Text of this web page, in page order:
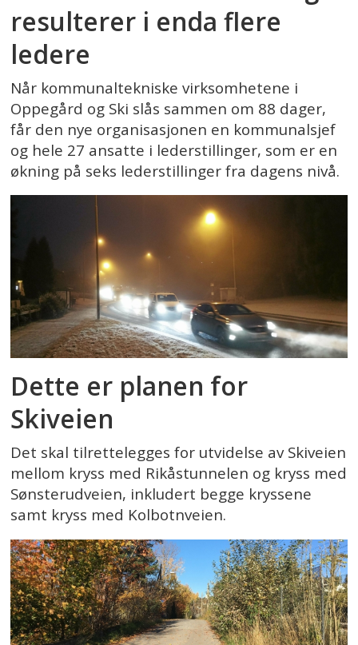
resulterer i enda flere
ledere
Når kommunaltekniske virksomhetene i
Oppegård og Ski slås sammen om 88 dager,
får den nye organisasjonen en kommunalsjef
og hele 27 ansatte i lederstillinger, som er en
økning på seks lederstillinger fra dagens nivå.
Dette er planen for
Skiveien
Det skal tilrettelegges for utvidelse av Skiveien
mellom kryss med Rikåstunnelen og kryss med
Sønsterudveien, inkludert begge kryssene
samt kryss med Kolbotnveien.